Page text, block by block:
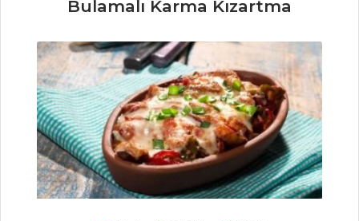
Barbunya Pilaki
Mastave
Üç Biberli
Fasulye Püresi
Mezeler Tüm
Tarifleri
Bulamalı Karma Kızartma